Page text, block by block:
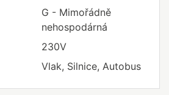
G - Mimořádně
nehospodárná
230V
Vlak, Silnice, Autobus